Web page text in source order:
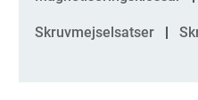
Skruvmejselsatser